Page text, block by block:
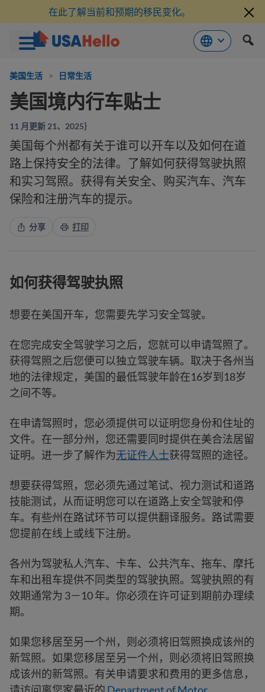
在此了解当前和预期的移民变化。
美国生活 > 日常生活
美国境内行车贴士
11 月更新 21、2025｝
美国每个州都有关于谁可以开车以及如何在道
路上保持安全的法律。了解如何获得驾驶执照
和实习驾照。获得有关安全、购买汽车、汽车
保险和注册汽车的提示。
分享 打印
如何获得驾驶执照
想要在美国开车，您需要先学习安全驾驶。
在您完成安全驾驶学习之后，您就可以申请驾照了。
获得驾照之后您便可以独立驾驶车辆。取决于各州当
地的法律规定，美国的最低驾驶年龄在16岁到18岁
之间不等。
在申请驾照时，您必须提供可以证明您身份和住址的
文件。在一部分州，您还需要同时提供在美合法居留
证明。进一步了解作为无证件人士获得驾照的途径。
想要获得驾照，您必须先通过笔试、视力测试和道路
技能测试，从而证明您可以在道路上安全驾驶和停
车。有些州在路试环节可以提供翻译服务。路试需要
您提前在线上或线下注册。
各州为驾驶私人汽车、卡车、公共汽车、拖车、摩托
车和出租车提供不同类型的驾驶执照。驾驶执照的有
效期通常为 3－10 年。你必须在许可证到期前办理续
期。
如果您移居至另一个州，则必须将旧驾照换成该州的
新驾照。如果您移居至另一个州，则必须将旧驾照换
成该州的新驾照。有关申请要求和费用的更多信息，